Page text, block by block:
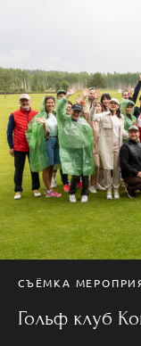
СЪЁМКА
Гольф клуб